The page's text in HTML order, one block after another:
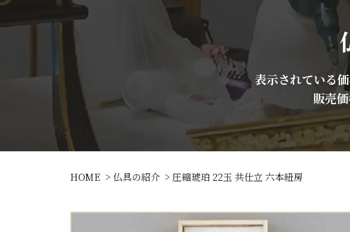
表示されている
販売
HOME 仏具の紹介 圧縮琥珀 22玉 共仕立 六本紐房